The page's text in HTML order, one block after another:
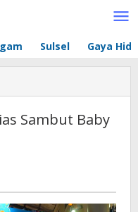
Sulsel Gaya
Sambut Baby